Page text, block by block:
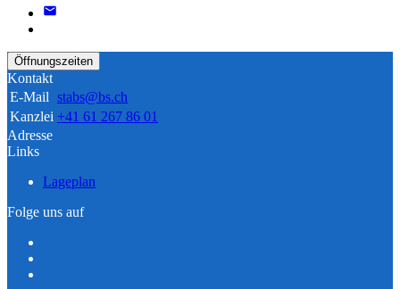
Öffnungszeiten
Kontakt
E-Mail stabs@bs.ch
Kanzlei +41 61 267 86 01
Adresse
Links
Lageplan
Folge uns auf